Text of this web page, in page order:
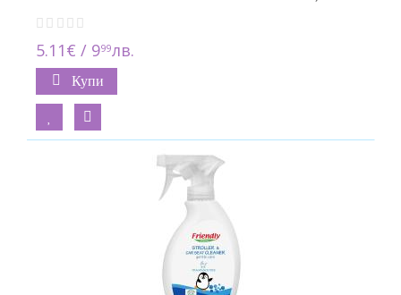
5.11€ / 999лв.
Купи